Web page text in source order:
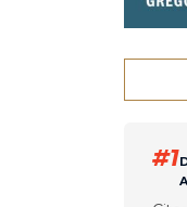
#1